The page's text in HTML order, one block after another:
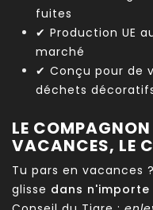
fuites
✔ Production UE
marché
✔ Conçu pour de
déchets
LE COMPAGNON
VACANCES, LE
Tu pars en vacances
glisse dans